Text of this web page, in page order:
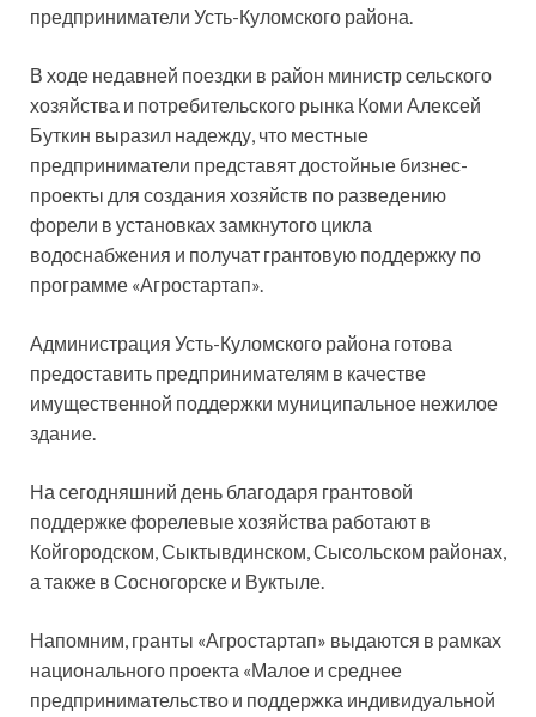
предприниматели Усть-Куломского района.
В ходе недавней поездки в район министр сельского
хозяйства и потребительского рынка Коми Алексей
Буткин выразил надежду, что местные
предприниматели представят достойные бизнес-
проекты для создания хозяйств по разведению
форели в установках замкнутого цикла
водоснабжения и получат грантовую поддержку по
программе «Агростартап».
Администрация Усть-Куломского района готова
предоставить предпринимателям в качестве
имущественной поддержки муниципальное нежилое
здание.
На сегодняшний день благодаря грантовой
поддержке форелевые хозяйства работают в
Койгородском, Сыктывдинском, Сысольском районах,
а также в Сосногорске и Вуктыле.
Напомним, гранты «Агростартап» выдаются в рамках
национального проекта «Малое и среднее
предпринимательство и поддержка индивидуальной